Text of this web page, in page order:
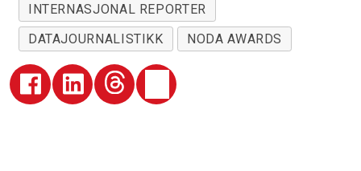
INTERNASJONAL REPORTER
DATAJOURNALISTIKK
NODA AWARDS